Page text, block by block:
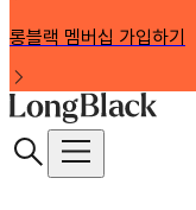
롱블랙 멤버십 가입하기